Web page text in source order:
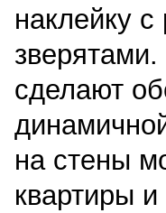
наклейку
сделают
на стены
квартиры